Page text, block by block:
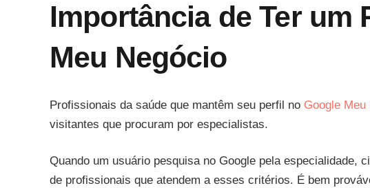
Importância de Ter um
Meu Negócio
Profissionais da saúde que mantêm seu perfil no Google Meu
visitantes que procuram por especialistas.
Quando um usuário pesquisa no Google pela especialidade,
de profissionais que atendem a esses critérios. É bem